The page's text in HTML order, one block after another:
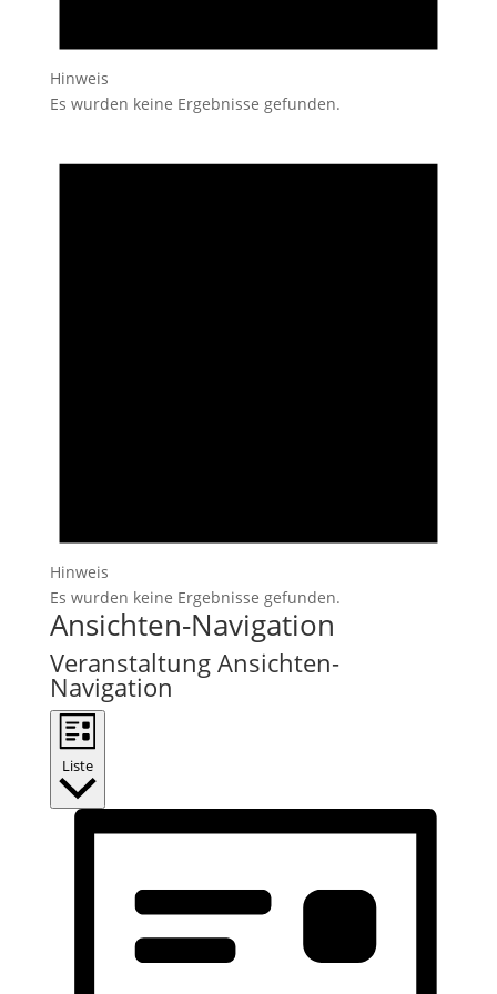
Hinweis
Es wurden keine Ergebnisse gefunden.
Hinweis
Es wurden keine Ergebnisse gefunden.
Ansichten-Navigation
Veranstaltung Ansichten-
Navigation
Liste